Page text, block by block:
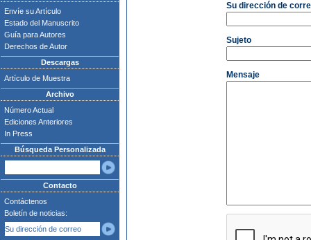
Envíe su Artículo
Estado del Manuscrito
Guía para Autores
Derechos de Autor
Descargas
Artículo de Muestra
Archivo
Número Actual
Ediciones Anteriores
In Press
Búsqueda Personalizada
Contacto
Contáctenos
Boletín de noticias:
Su dirección de
Sujeto
Mensaje